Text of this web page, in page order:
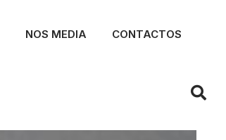
NOS MEDIA CONTACTOS